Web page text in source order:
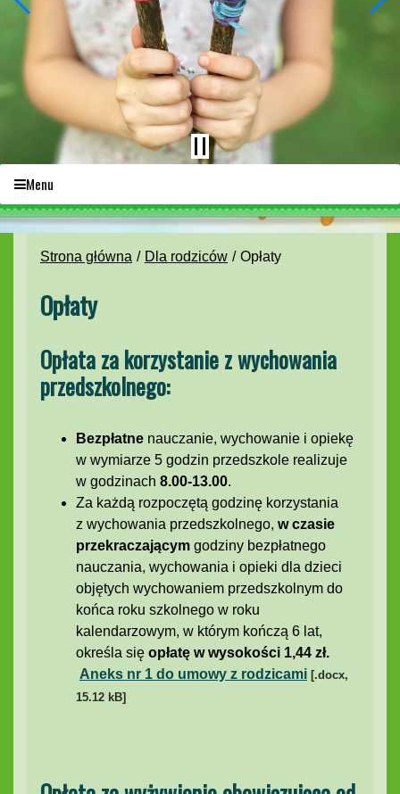
Menu
Strona główna Dla rodziców Opłaty
Opłaty
Opłata za korzystanie z wychowania
przedszkolnego:
Bezpłatne nauczanie, wychowanie i opiekę
w wymiarze 5 godzin przedszkole realizuje
w godzinach 8.00-13.00.
Za każdą rozpoczętą godzinę korzystania
z wychowania przedszkolnego, w czasie
przekraczającym godziny bezpłatnego
nauczania, wychowania i opieki dla dzieci
objętych wychowaniem przedszkolnym do
końca roku szkolnego w roku
kalendarzowym, w którym kończą 6 lat,
określa się opłatę w wysokości 1,44 zł.
Aneks nr 1 do umowy z rodzicami [.docx,
15.12 kB]